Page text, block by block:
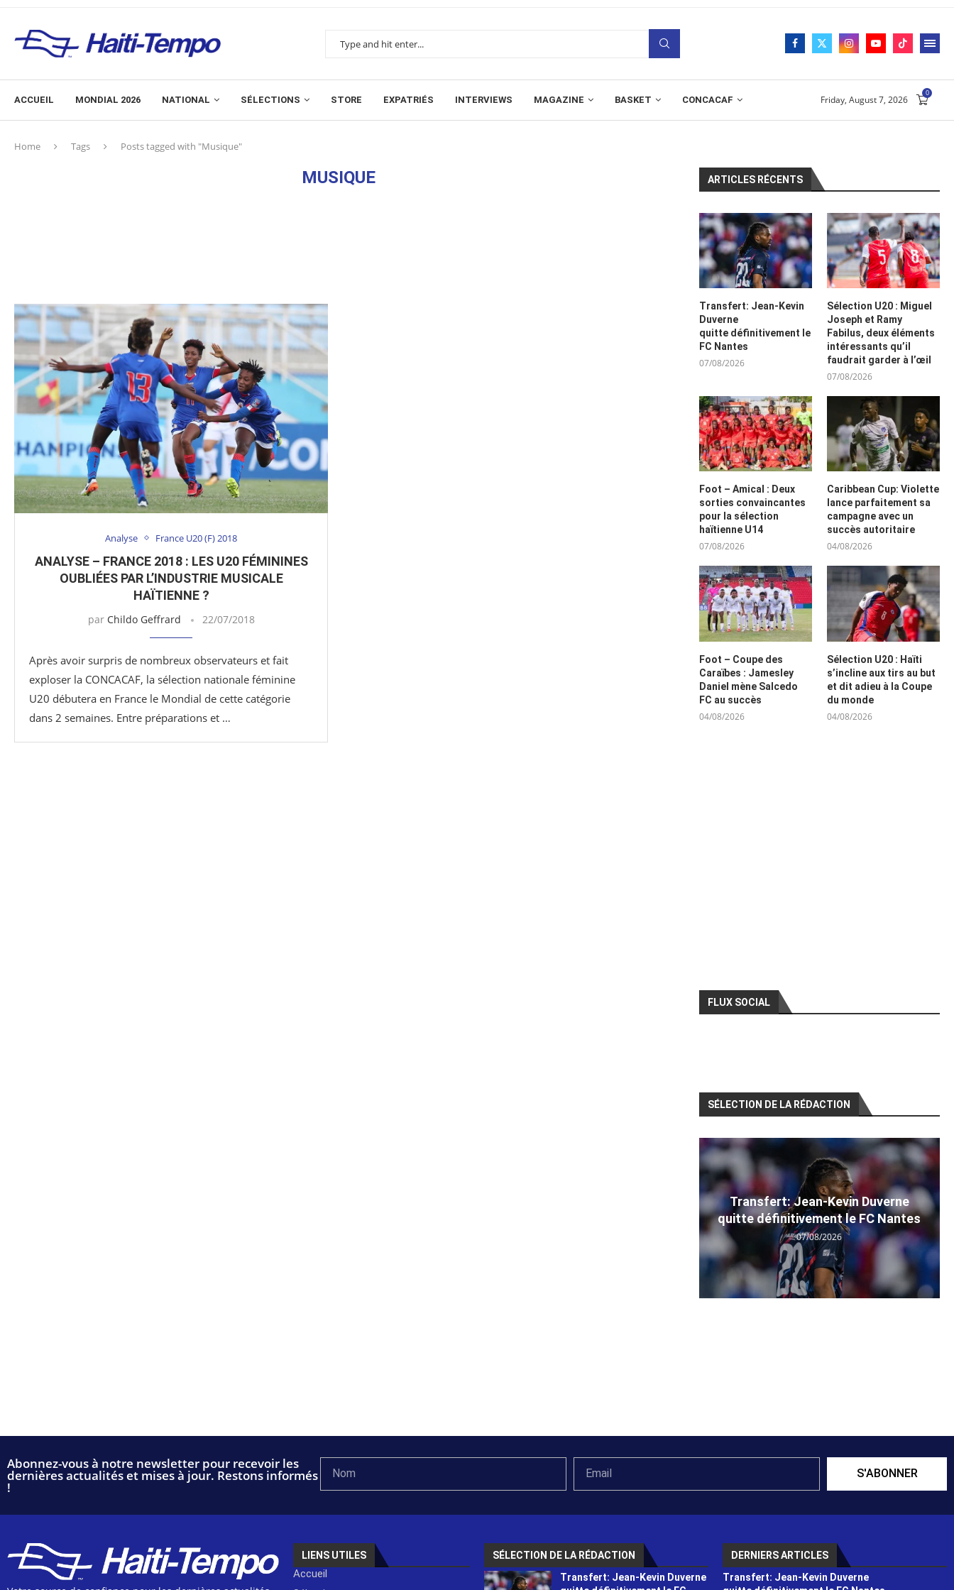
ACCUEIL MONDIAL 2026 NATIONAL SÉLECTIONS STORE EXPATRIÉS INTERVIEWS MAGAZINE BASKET CONCACAF Friday, August 7, 2026
0
Home Tags Posts tagged with "Musique"
MUSIQUE
Analyse France U20 (F) 2018
ANALYSE – FRANCE 2018 : LES U20 FÉMININES
OUBLIÉES PAR L’INDUSTRIE MUSICALE
HAÏTIENNE ?
par Childo Geffrard 22/07/2018
Après avoir surpris de nombreux observateurs et fait
exploser la CONCACAF, la sélection nationale féminine
U20 débutera en France le Mondial de cette catégorie
dans 2 semaines. Entre préparations et …
ARTICLES RÉCENTS
Transfert: Jean-Kevin
Duverne
quitte définitivement le
FC Nantes
07/08/2026
Sélection U20 : Miguel
Joseph et Ramy
Fabilus, deux éléments
intéressants qu’il
faudrait garder à l’œil
07/08/2026
Foot – Amical : Deux
sorties convaincantes
pour la sélection
haïtienne U14
07/08/2026
Caribbean Cup: Violette
lance parfaitement sa
campagne avec un
succès autoritaire
04/08/2026
Foot – Coupe des
Caraïbes : Jamesley
Daniel mène Salcedo
FC au succès
04/08/2026
Sélection U20 : Haïti
s’incline aux tirs au but
et dit adieu à la Coupe
du monde
04/08/2026
FLUX SOCIAL
SÉLECTION DE LA RÉDACTION
Transfert: Jean-Kevin Duverne
quitte définitivement le FC Nantes
07/08/2026
Abonnez-vous à notre newsletter pour recevoir les
dernières actualités et mises à jour. Restons informés
!
S'ABONNER
LIENS UTILES
Accueil
SÉLECTION DE LA RÉDACTION
Transfert: Jean-Kevin Duverne
DERNIERS ARTICLES
Transfert: Jean-Kevin Duverne